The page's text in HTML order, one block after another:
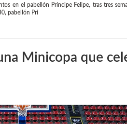
en el pabellón Príncipe Felipe, tras tres
pabellón Prí
Minicopa que